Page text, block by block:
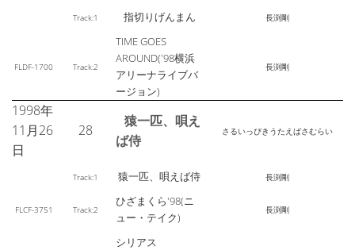
Track:1 指切りげんまん 長渕剛
FLDF-1700 Track:2
TIME GOES
AROUND('98横浜
アリーナライブバ
ージョン)
長渕剛
1998年
11月26
日
28
猿一匹、唄え
ば侍
さるいっぴきうたえばさむらい
Track:1 猿一匹、唄えば侍 長渕剛
FLCF-3751 Track:2
ひざまくら'98(ニ
ュー・テイク)
長渕剛
シリアス